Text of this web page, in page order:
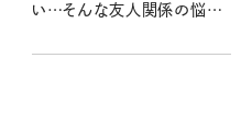
い…そんな友人関係の悩み、
する？